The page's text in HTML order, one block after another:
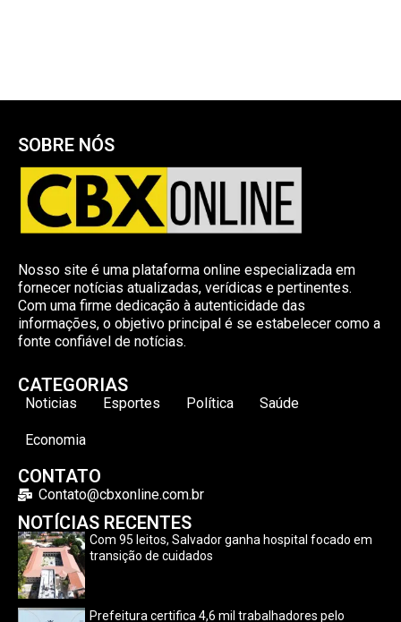
SOBRE NÓS
Nosso site é uma plataforma online especializada em
fornecer notícias atualizadas, verídicas e pertinentes.
Com uma firme dedicação à autenticidade das
informações, o objetivo principal é se estabelecer como a
fonte confiável de notícias.
CATEGORIAS
Noticias Esportes Política Saúde
Economia
CONTATO
Contato@cbxonline.com.br
NOTÍCIAS RECENTES
Com 95 leitos, Salvador ganha hospital focado em
transição de cuidados
Prefeitura certifica 4,6 mil trabalhadores pelo